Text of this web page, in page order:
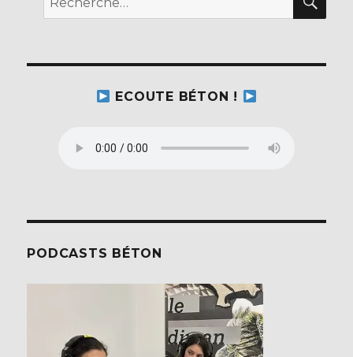
pour :
ECOUTE BÉTON !
PODCASTS BÉTON